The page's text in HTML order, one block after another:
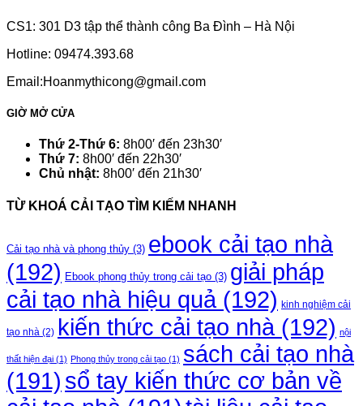
CS1: 301 D3 tập thể thành công Ba Đình – Hà Nội
Hotline: 09474.393.68
Email:Hoanmythicong@gmail.com
GIỜ MỞ CỬA
Thứ 2-Thứ 6: 8h00′ đến 23h30′
Thứ 7: 8h00′ đến 22h30′
Chủ nhật: 8h00′ đến 21h30′
TỪ KHOÁ CẢI TẠO TÌM KIẾM NHANH
Cải tạo nhà và phong thủy (3) ebook cải tạo nhà
(192) Ebook phong thủy trong cải tạo (3) giải pháp
cải tạo nhà hiệu quả(192) kinh nghiệm cải
tạo nhà (2) kiến thức cải tạo nhà(192) nội
thất hiện đại (1) Phong thủy trong cải tạo (1) sách cải tạo nhà
(191) sổ tay kiến thức cơ bản về